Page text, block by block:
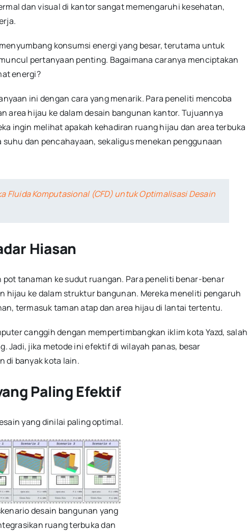
dan visual di kantor sangat memengaruhi kesehatan,
konsumsi energi yang besar, terutama untuk
pertanyaan penting. Bagaimana caranya menciptakan
energi?
ini dengan cara yang menarik. Para peneliti mencoba
area hijau ke dalam desain bangunan kantor. Tujuannya
ingin melihat apakah kehadiran ruang hijau dan area terbuka
dan pencahayaan, sekaligus menekan penggunaan
Fluida Komputasional (CFD) untuk Optimalisasi Desain
Hiasan
tanaman ke sudut ruangan. Para peneliti benar-benar
hijau ke dalam struktur bangunan. Mereka meneliti pengaruh
termasuk taman atap dan area hijau di lantai tertentu.
canggih dengan mempertimbangkan iklim kota Yazd, salah
Jadi, jika metode ini efektif di wilayah panas, besar
di banyak kota lain.
Paling Efektif
yang dinilai paling optimal.
desain bangunan yang
ruang terbuka dan